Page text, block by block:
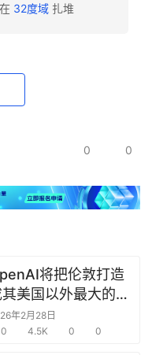
32度域扎堆
0 0
将把伦敦打造
美国以外最大的研
中心
年2月28日
0
4.5K 0 0